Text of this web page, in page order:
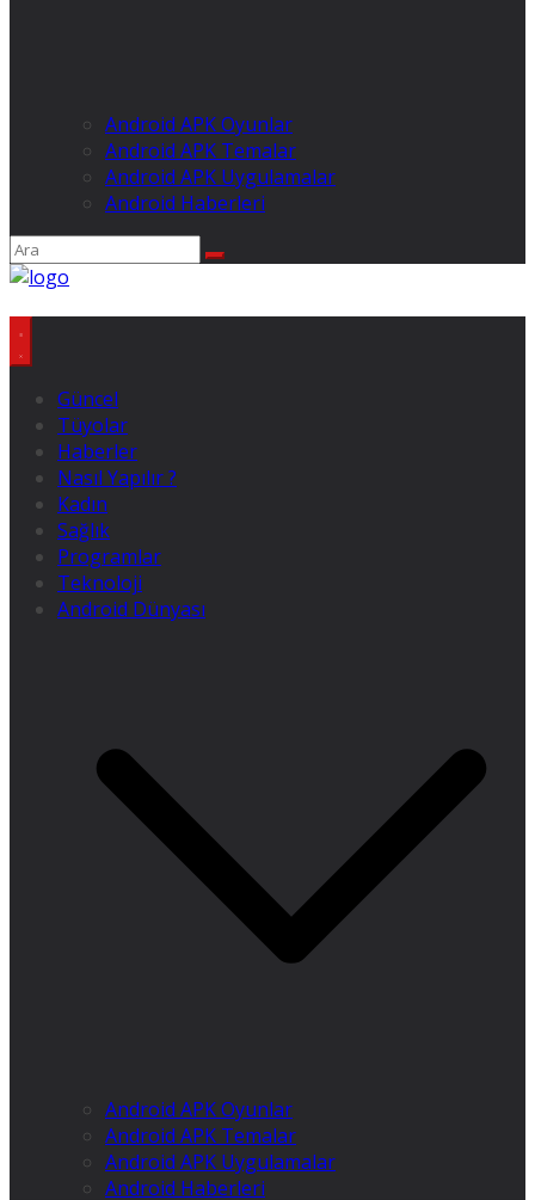
Android APK Oyunlar
Android APK Temalar
Android APK Uygulamalar
Android Haberleri
Güncel
Tüyolar
Haberler
Nasıl Yapılır ?
Kadın
Sağlık
Programlar
Teknoloji
Android Dünyası
Android APK Oyunlar
Android APK Temalar
Android APK Uygulamalar
Android Haberleri